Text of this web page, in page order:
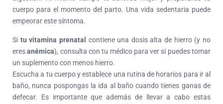
cuerpo para el momento del parto. Una vida sedentaria puede
empeorar este síntoma.
Si tu vitamina prenatal
contiene una dosis alta de hierro (y no
eresanémica), consulta con tu médico para ver si puedes tomar
un suplemento con menos hierro.
Escucha a tu cuerpo y establece una rutina de horarios para ir al
baño, nunca pospongas la ida al baño cuando tienes ganas de
defecar. Es importante que además de llevar a cabo estas